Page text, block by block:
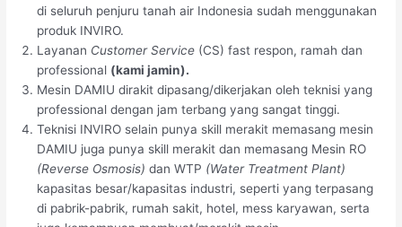
di seluruh penjuru tanah air Indonesia sudah menggunakan
produk INVIRO.
Layanan Customer Service (CS) fast respon, ramah dan
professional (kami jamin).
Mesin DAMIU dirakit dipasang/dikerjakan oleh teknisi yang
professional dengan jam terbang yang sangat tinggi.
Teknisi INVIRO selain punya skill merakit memasang mesin
DAMIU juga punya skill merakit dan memasang Mesin RO
(Reverse Osmosis) dan WTP (Water Treatment Plant)
kapasitas besar/kapasitas industri, seperti yang terpasang
di pabrik-pabrik, rumah sakit, hotel, mess karyawan, serta